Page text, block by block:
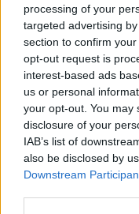
processing of your
targeted advertising
section to confirm
opt-out request is
interest-based ads
us or personal
your opt-out. You may
disclosure of your
IAB’s list of
also be disclosed by
Downstream
Από την πλευρά
στο ΑΠΘ
στην ΕΡΤ ότι οι
μπορεί να είναι
Θεσσαλονίκη
πλέον
που διαχέουν
αντιλαμβάνονται.
Καπραβέλος: